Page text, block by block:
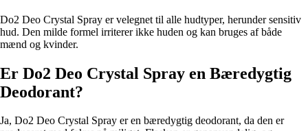
Do2 Deo Crystal Spray er velegnet til alle hudtyper, herunder sensitiv
hud. Den milde formel irriterer ikke huden og kan bruges af både
mænd og kvinder.
Er Do2 Deo Crystal Spray en Bæredygtig
Deodorant?
Ja, Do2 Deo Crystal Spray er en bæredygtig deodorant, da den er